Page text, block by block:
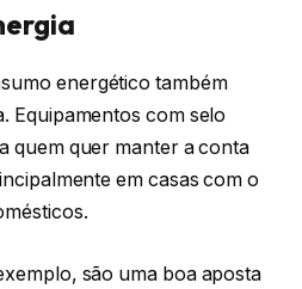
energético também
Equipamentos com selo
quem quer manter a conta
em casas com o
são uma boa aposta